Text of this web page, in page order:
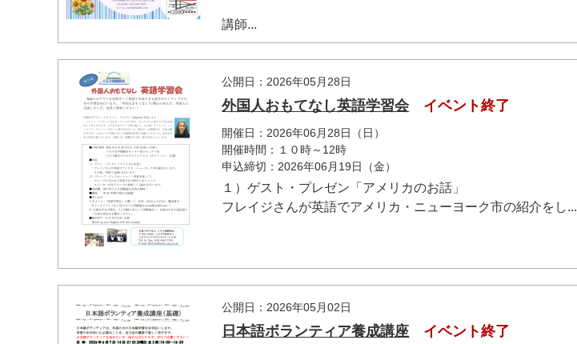
講師...
公開日：2026年05月28日
外国人おもてなし英語学習会 イベント終了
開催日：2026年06月28日（日）
開催時間：１０時～12時
申込締切：2026年06月19日（金）
１）ゲスト・プレゼン「アメリカのお話」
フレイジさんが英語でアメリカ・ニューヨーク市の紹介をし...
公開日：2026年05月02日
日本語ボランティア養成講座 イベント終了